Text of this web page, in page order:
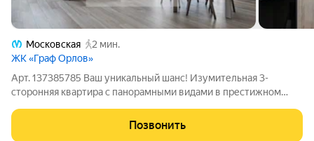
Московская
2 мин.
ЖК «Граф Орлов»
Арт. 137385785 Ваш уникальный шанс! Изумительная 3-
сторонняя квартира с панорамными видами в престижном
Забудьте о стандартных предложениях перед вами
исключительная квартира в элитном
Позвонить